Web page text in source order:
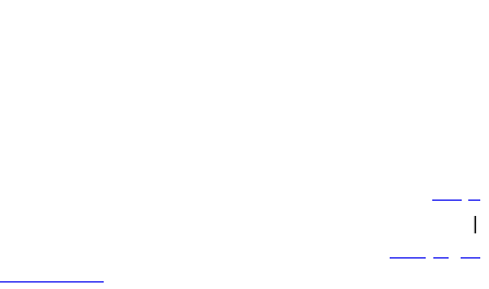
سياساتنا
|
الشروط والأحكام
600 544 445